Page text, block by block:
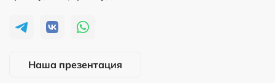
Наша презентация